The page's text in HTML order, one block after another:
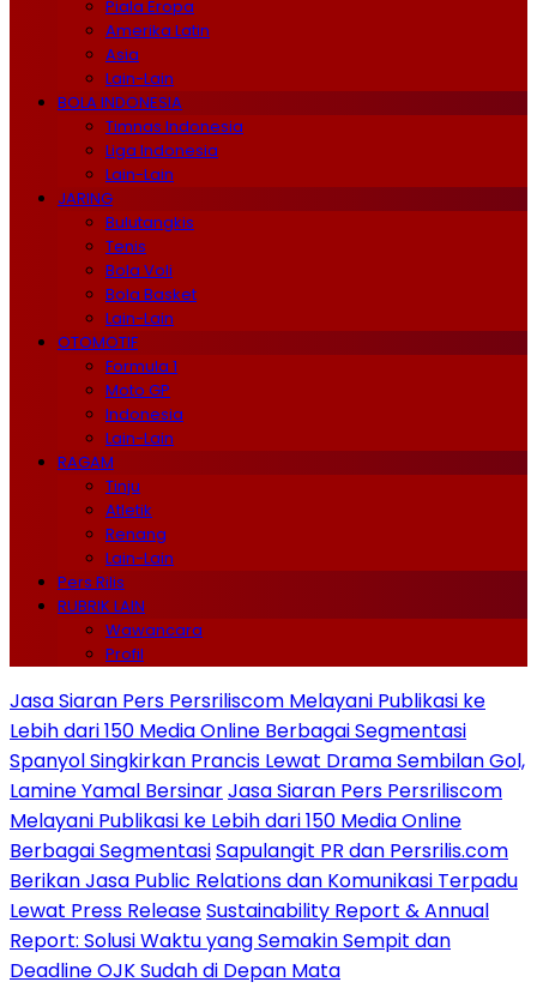
Piala Eropa
Amerika Latin
Asia
Lain-Lain
BOLA INDONESIA
Timnas Indonesia
Liga Indonesia
Lain-Lain
JARING
Bulutangkis
Tenis
Bola Voli
Bola Basket
Lain-Lain
OTOMOTIF
Formula 1
Moto GP
Indonesia
Lain-Lain
RAGAM
Tinju
Atletik
Renang
Lain-Lain
Pers Rilis
RUBRIK LAIN
Wawancara
Profil
Jasa Siaran Pers Persriliscom Melayani Publikasi ke
Lebih dari 150 Media Online Berbagai Segmentasi
Spanyol Singkirkan Prancis Lewat Drama Sembilan Gol,
Lamine Yamal BersinarJasa Siaran Pers Persriliscom
Melayani Publikasi ke Lebih dari 150 Media Online
Berbagai SegmentasiSapulangit PR dan Persrilis.com
Berikan Jasa Public Relations dan Komunikasi Terpadu
Lewat Press ReleaseSustainability Report & Annual
Report: Solusi Waktu yang Semakin Sempit dan
Deadline OJK Sudah di Depan Mata